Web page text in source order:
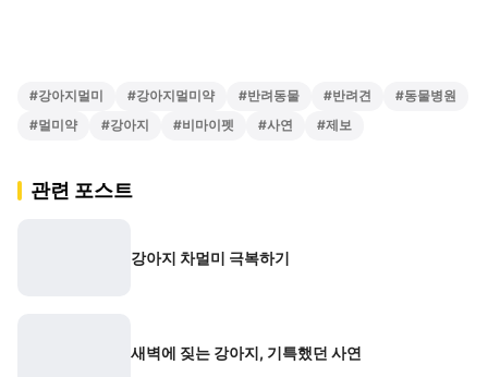
#강아지멀미 #강아지멀미약 #반려동물 #반려견 #동물병원
#멀미약 #강아지 #비마이펫 #사연 #제보
관련 포스트
강아지 차멀미 극복하기
새벽에 짖는 강아지, 기특했던 사연